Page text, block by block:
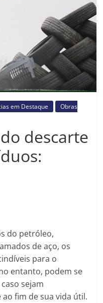
em Destaque
Obras
descarte
do petróleo,
de aço, os
para o
entanto, podem se
sejam
fim de sua vida útil.